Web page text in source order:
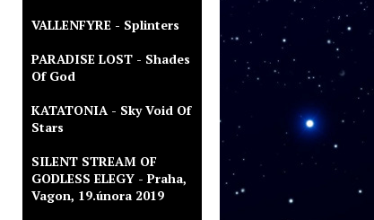
VALLENFYRE - Splinters
PARADISE LOST - Shades
Of God
KATATONIA - Sky Void Of
Stars
SILENT STREAM OF
GODLESS ELEGY - Praha,
Vagon, 19.února 2019